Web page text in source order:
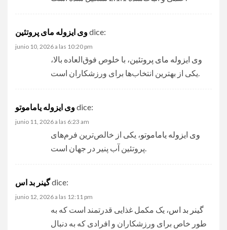
وی ایزوله مای پروتئین dice:
junio 10, 2026 a las 10:20 pm
وی ایزوله مای پروتئین، با خلوص فوق‌العاده بالا،
وی ایزوله یاماموتو dice:
junio 11, 2026 a las 6:23 am
وی ایزوله یاماموتو، یکی از خالص‌ترین فرم‌های
گینر بد اسdice:
junio 12, 2026 a las 12:11 pm
گینر بد اس، یک مکمل غذایی قدرتمند است که به
طور خاص برای ورزشکاران و افرادی که به دنبال